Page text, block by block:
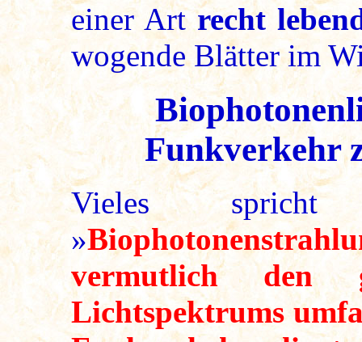
einer Artrecht
wogende Blätter im
Funkverkehr
Vieles
»
vermutlich den
Lichtspektrums